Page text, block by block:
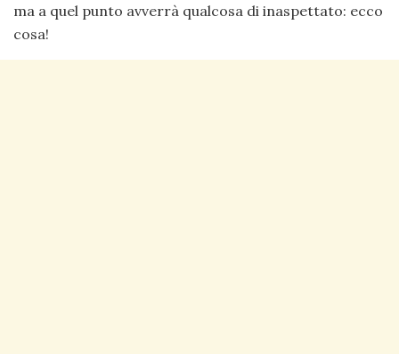
ma a quel punto avverrà qualcosa di inaspettato: ecco
cosa!